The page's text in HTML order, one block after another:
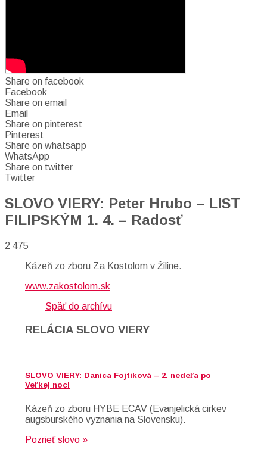
Share on facebook
Facebook
Share on email
Email
Share on pinterest
Pinterest
Share on whatsapp
WhatsApp
Share on twitter
Twitter
SLOVO VIERY: Peter Hrubo – LIST
FILIPSKÝM 1. 4. – Radosť
2 475
Kázeň zo zboru Za Kostolom v Žiline.
www.zakostolom.sk
Späť do archívu
RELÁCIA SLOVO VIERY
SLOVO VIERY: Danica Fojtíková – 2. nedeľa po
Veľkej noci
Kázeň zo zboru HYBE ECAV (Evanjelická cirkev
augsburského vyznania na Slovensku).
Pozrieť slovo »